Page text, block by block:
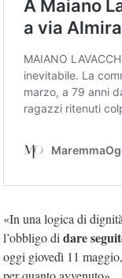
«In una logica di
l’obbligo di dare
oggi giovedì 11